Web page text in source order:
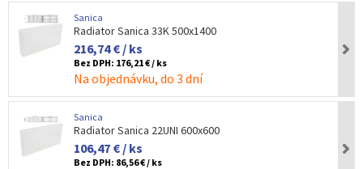
Sanica
Radiator Sanica 33K 500x1400
216,74 € / ks
Bez DPH: 176,21 € / ks
Na objednávku, do 3 dní
Sanica
Radiator Sanica 22UNI 600x600
106,47 € / ks
Bez DPH: 86,56 € / ks